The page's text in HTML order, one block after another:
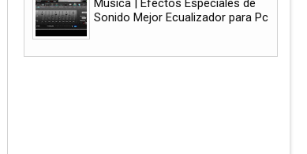
Música | Efectos Especiales de
Sonido Mejor Ecualizador para Pc